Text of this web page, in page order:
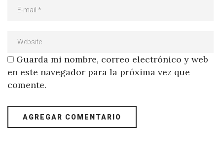
Guarda mi nombre, correo electrónico y web
en este navegador para la próxima vez que
comente.